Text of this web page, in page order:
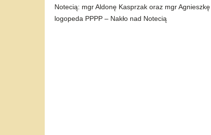
Notecią: mgr Aldonę Kasprzak oraz mgr
logopeda PPPP – Nakło nad Notecią